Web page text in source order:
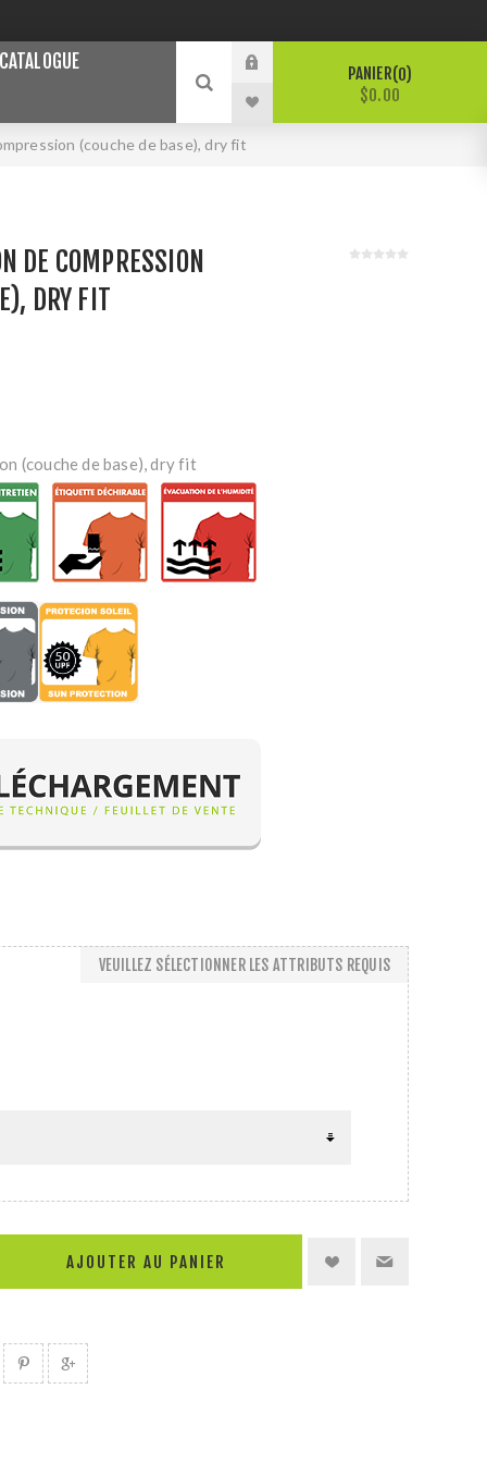
CATALOGUE
PANIER 0
$0.00
(couche de base), dry fit
DE COMPRESSION
DRY FIT
(couche de base), dry fit
VEUILLEZ SÉLECTIONNER LES ATTRIBUTS REQUIS